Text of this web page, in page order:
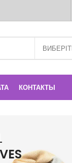
КОНТАКТЫ